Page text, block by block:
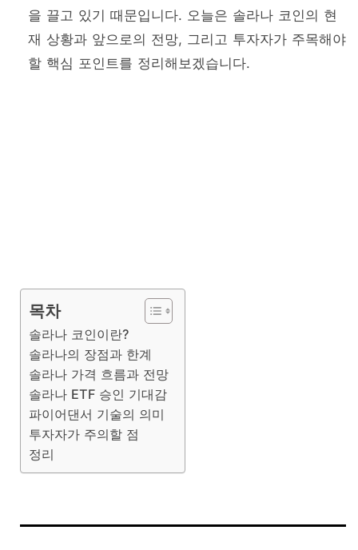
을 끌고 있기 때문입니다. 오늘은 솔라나 코인의 현
재 상황과 앞으로의 전망, 그리고 투자자가 주목해야
할 핵심 포인트를 정리해보겠습니다.
목차
솔라나 코인이란?
솔라나의 장점과 한계
솔라나 가격 흐름과 전망
솔라나 ETF 승인 기대감
파이어댄서 기술의 의미
투자자가 주의할 점
정리